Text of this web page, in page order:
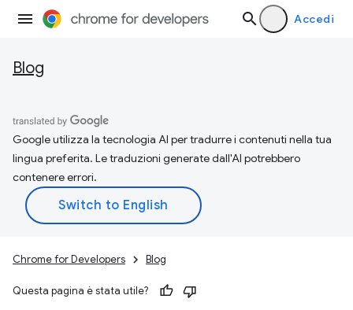
Accedi
Blog
Google utilizza la tecnologia AI per tradurre i contenuti nella tua
lingua preferita. Le traduzioni generate dall'AI potrebbero
contenere errori.
Chrome for Developers Blog
Questa pagina è stata utile?